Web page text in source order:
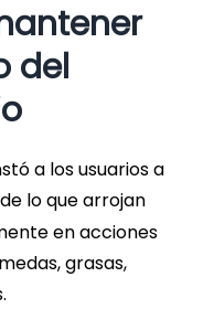
del
a los usuarios a
lo que arrojan
en acciones
grasas,